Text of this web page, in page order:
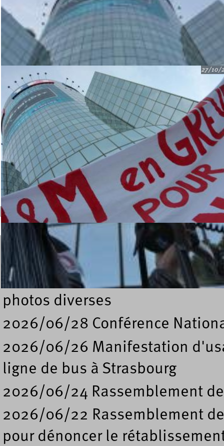
27/10/
Formulaire de recherche
Recherche
Dossiers
photos diverses
2026/06/28 Conférence
2026/06/26 Manifestation
ligne de bus à Strasbourg
2026/06/24 Rassemblement
2026/06/22 Rassemblement
pour dénoncer le